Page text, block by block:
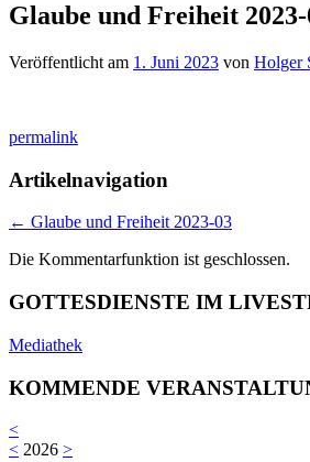
Glaube und Freiheit
Veröffentlicht am 1. Juni 2023 von Holger
permalink
Artikelnavigation
← Glaube und Freiheit 2023-03
Die Kommentarfunktion ist geschlossen.
GOTTESDIENSTE IM
Mediathek
KOMMENDE
<
< 2026 >